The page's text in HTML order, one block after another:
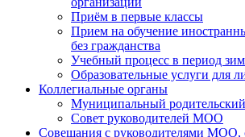
Приём в первые классы
Прием на обучение
без гражданства
Учебный процесс в период
Образовательные услуги для
Коллегиальные органы
Муниципальный
Совет руководителей МОО
Совещания с руководителями МОО,